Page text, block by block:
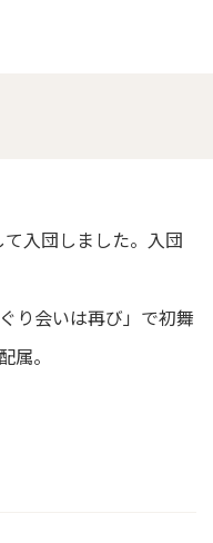
入団しました。入団
り会いは再び」で初舞
属。